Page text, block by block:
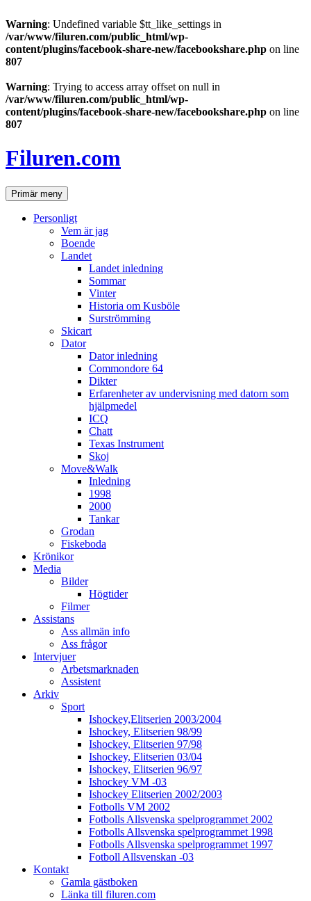
Warning: Undefined variable $tt_like_settings in
/var/www/filuren.com/public_html/wp-
content/plugins/facebook-share-new/facebookshare.php on line
807
Warning: Trying to access array offset on null in
/var/www/filuren.com/public_html/wp-
content/plugins/facebook-share-new/facebookshare.php on line
807
till
innehåll
Filuren.com
SökPrimär meny
Personligt
Vem är jag
Boende
Landet
Landet inledning
Sommar
Vinter
Historia om Kusböle
Surströmming
Skicart
Dator
Dator inledning
Commondore 64
Dikter
Erfarenheter av undervisning med datorn som
hjälpmedel
ICQ
Chatt
Texas Instrument
Skoj
Move&Walk
Inledning
1998
2000
Tankar
Grodan
Fiskeboda
Krönikor
Media
Bilder
Högtider
Filmer
Assistans
Ass allmän info
Ass frågor
Intervjuer
Arbetsmarknaden
Assistent
Arkiv
Sport
Ishockey,Elitserien 2003/2004
Ishockey, Elitserien 98/99
Ishockey, Elitserien 97/98
Ishockey, Elitserien 03/04
Ishockey, Elitserien 96/97
Ishockey VM -03
Ishockey Elitserien 2002/2003
Fotbolls VM 2002
Fotbolls Allsvenska spelprogrammet 2002
Fotbolls Allsvenska spelprogrammet 1998
Fotbolls Allsvenska spelprogrammet 1997
Fotboll Allsvenskan -03
Kontakt
Gamla gästboken
Länka till filuren.com